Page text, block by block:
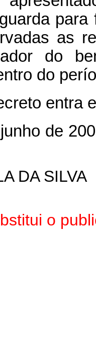
as
do
do
entra
de
DA SILVA
o